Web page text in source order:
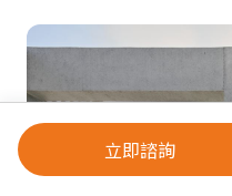
立即諮詢